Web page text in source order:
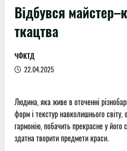
Відбувся
ткацтва
ЧФКТД
22.04.2025
Людина, яка живе в оточенні
форм і текстур навколишнього світу,
гармонію, побачить прекрасне у його
здатна творити предмети краси.